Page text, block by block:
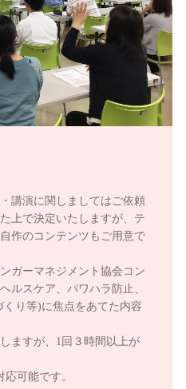
講演に関しましてはご依頼
上で決定いたしますが、テ
作のコンテンツもご用意で
ガーマネジメント協会コン
ルスケア、パワハラ防止、
り等)に焦点をあてた内容
ますが、1回３時間以上が
可能です。